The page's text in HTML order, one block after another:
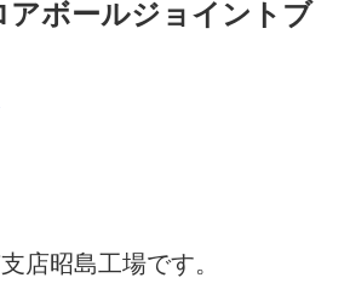
アボールジョイントブ
店昭島工場です。